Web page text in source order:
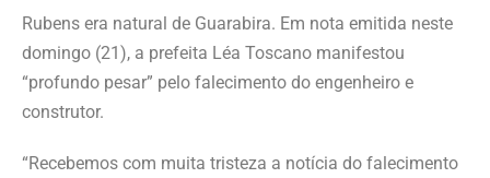
Rubens era natural de Guarabira. Em nota emitida neste
domingo (21), a prefeita Léa Toscano manifestou
“profundo pesar” pelo falecimento do engenheiro e
construtor.
“Recebemos com muita tristeza a notícia do falecimento